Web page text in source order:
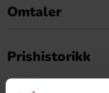
Omtaler
Prishistorikk
Laveste pris de